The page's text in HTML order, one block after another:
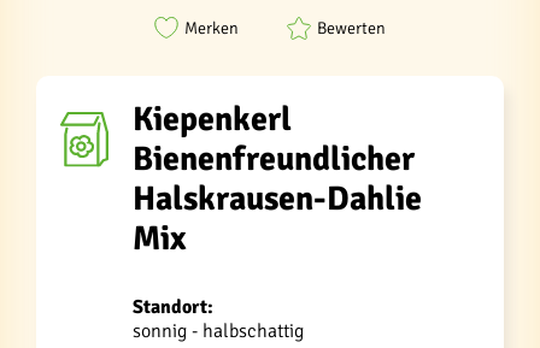
Merken Bewerten
Kiepenkerl
Bienenfreundlicher
Halskrausen-Dahlie
Mix
Standort:
sonnig - halbschattig